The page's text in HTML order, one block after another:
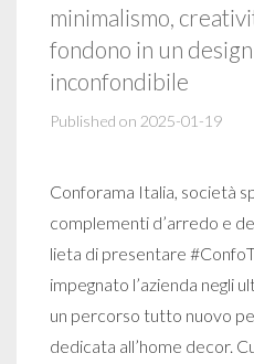
minimalismo,
fondono in un
inconfondibile
Published on 2025-01-19
Conforama Italia, società
complementi d’arredo e
lieta di presentare
impegnato l’azienda negli
un percorso tutto nuovo
dedicata all’home decor.